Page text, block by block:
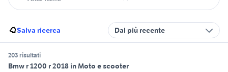
Salva ricerca Dal più recente
203 risultati
Bmw r 1200 r 2018 in Moto e scooter